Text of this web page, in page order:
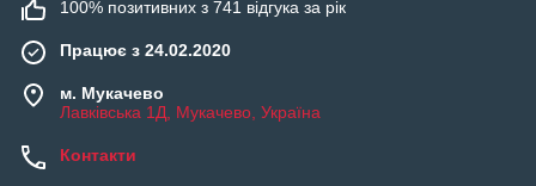
100% позитивних з 741 відгука за рік
Працює з 24.02.2020
м. Мукачево
Лавківська 1Д, Мукачево, Україна
Контакти